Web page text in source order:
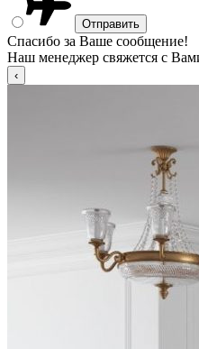
Спасибо за Ваше сообщение!
Наш менеджер свяжется с